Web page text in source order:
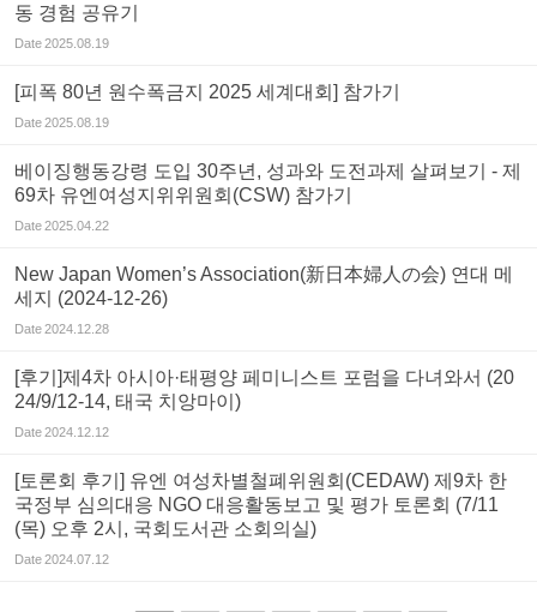
동 경험 공유기
Date2025.08.19
[피폭 80년 원수폭금지 2025 세계대회] 참가기
Date2025.08.19
베이징행동강령 도입 30주년, 성과와 도전과제 살펴보기 - 제
69차 유엔여성지위위원회(CSW) 참가기
Date2025.04.22
New Japan Women’s Association(新日本婦人の会) 연대 메
세지 (2024-12-26)
Date2024.12.28
[후기]제4차 아시아·태평양 페미니스트 포럼을 다녀와서 (20
24/9/12-14, 태국 치앙마이)
Date2024.12.12
[토론회 후기] 유엔 여성차별철폐위원회(CEDAW) 제9차 한
국정부 심의대응 NGO 대응활동보고 및 평가 토론회 (7/11
(목) 오후 2시, 국회도서관 소회의실)
Date2024.07.12